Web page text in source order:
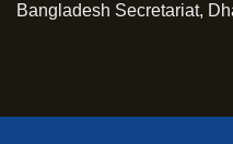
Bangladesh Secretariat,